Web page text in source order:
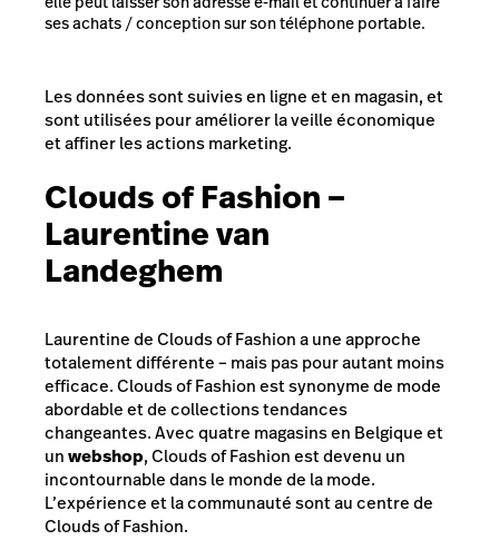
ses achats / conception sur son téléphone portable.
Les données sont suivies en ligne et en magasin, et
sont utilisées pour améliorer la veille économique
et affiner les actions marketing.
Clouds of Fashion –
Laurentine van
Landeghem
Laurentine de Clouds of Fashion a une approche
totalement différente – mais pas pour autant moins
efficace. Clouds of Fashion est synonyme de mode
abordable et de collections tendances
changeantes. Avec quatre magasins en Belgique et
unwebshop, Clouds of Fashion est devenu un
incontournable dans le monde de la mode.
L’expérience et la communauté sont au centre de
Clouds of Fashion.